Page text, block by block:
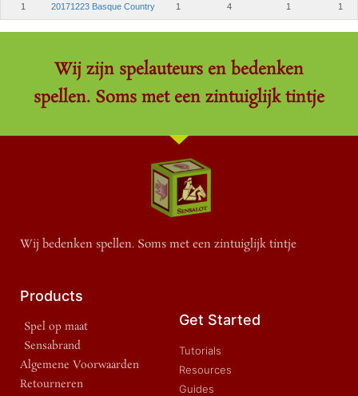
1 20171223 Basque Country 1 4 1 1
Wij zijn spelauteurs en bedenken
spellen. Soms met een zintuiglijk tintje
Wij bedenken spellen. Soms met een zintuiglijk tintje
Products
Spel op maat
Sensabrand
Algemene Voorwaarden
Retourneren
Get Started
Tutorials
Resources
Guides